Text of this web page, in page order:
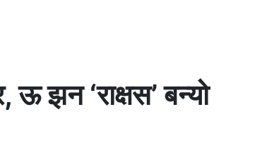
झन ‘राक्षस’ बन्यो